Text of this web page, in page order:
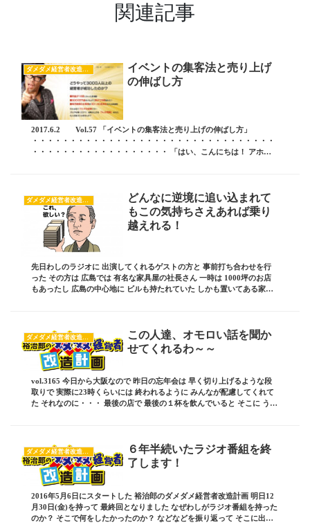
関連記事
ダメダメ経営者改造計画
イベントの集客法と売り上げ
の伸ばし方
2017.6.2 Vol.57 「イベントの集客法と売り上げの伸ばし方」
・・・・・・・・・・・・・・・・・・・・・・・・・・・・・・・・
・・・・・・・・・・・・・・・・・・ 「はい、こんにちは！ アホ社
ダメダメ経営者改造計画
どんなに逆境に追い込まれて
もこの気持ちさえあれば乗り
越えれる！
先日わしのラジオに 出演してくれるゲストの方と 事前打ち合わせを行
った その方は 広島では 有名な家具屋の社長さん 一時は 1000坪のお店
もあったし 広島の中心地に ビルも持たれていた しかも置いてある家具
ダメダメ経営者改造計画
この人達、オモロい話を聞か
せてくれるわ～～
vol.3165 今日から大阪なので 昨日の忘年会は 早く切り上げるような段
取りで 実際に23時くらいには 終われるように みんなが配慮してくれて
た それなのに・・・ 最後の店で 最後の１杯を飲んでいると そこに うち
ダメダメ経営者改造計画
６年半続いたラジオ番組を終
了します！
2016年5月6日にスタートした 裕治郎のダメダメ経営者改造計画 明日12
月30日(金)を持って 最終回となりました なぜわしがラジオ番組を持った
のか？ そこで何をしたかったのか？ などなどを振り返って そこに出て